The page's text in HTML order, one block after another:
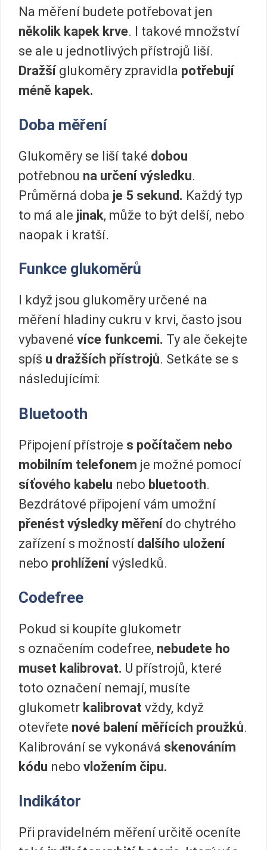
Na měření budete potřebovat jen
několik kapek krve. I takové množství
se ale u jednotlivých přístrojů liší.
Dražší glukoměry zpravidla potřebují
méně kapek.
Doba měření
Glukoměry se liší také dobou
potřebnou na určení výsledku.
Průměrná doba je 5 sekund. Každý typ
to má ale jinak, může to být delší, nebo
naopak i kratší.
Funkce glukoměrů
I když jsou glukoměry určené na
měření hladiny cukru v krvi, často jsou
vybavené více funkcemi. Ty ale čekejte
spíš u dražších přístrojů. Setkáte se s
následujícími:
Bluetooth
Připojení přístroje s počítačem nebo
mobilním telefonem je možné pomocí
síťového kabelu nebo bluetooth.
Bezdrátové připojení vám umožní
přenést výsledky měření do chytrého
zařízení s možností dalšího uložení
nebo prohlíženívýsledků.
Codefree
Pokud si koupíte glukometr
s označením codefree, nebudete ho
muset kalibrovat. U přístrojů, které
toto označení nemají, musíte
glukometr kalibrovat vždy, když
otevřete nové balení měřících proužků.
Kalibrování se vykonává skenováním
kódu nebo vložením čipu.
Indikátor
Při pravidelném měření určitě oceníte